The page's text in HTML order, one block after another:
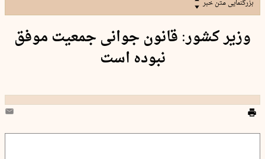
بزرگنمایی متن خبر
وزیر کشور: قانون جوانی جمعیت موفق
نبوده است